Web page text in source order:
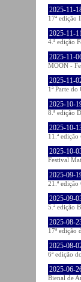
2025-11-
17ª edição
2025-11-
4.ª edição
2025-11-
MOON -
2025-11-
1ª Parte do
2025-10-
8.ª edição
2025-10-
11.ª edição
2025-10-
Festival
2025-09-
21.ª
2025-09-
5.ª edição
2025-08-
17ª edição
2025-08-
6ª edição
2025-06-
Bienal de